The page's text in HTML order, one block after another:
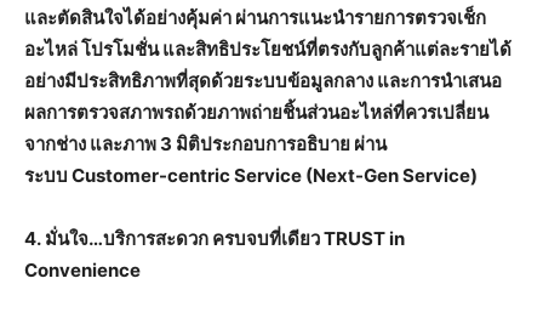
และตัดสินใจได้อย่างคุ้มค่า ผ่านการแนะนำรายการตรวจเช็ก
อะไหล่ โปรโมชั่น และสิทธิประโยชน์ที่ตรงกับลูกค้าแต่ละรายได้
อย่างมีประสิทธิภาพที่สุดด้วยระบบข้อมูลกลาง และการนำเสนอ
ผลการตรวจสภาพรถด้วยภาพถ่ายชิ้นส่วนอะไหล่ที่ควรเปลี่ยน
จากช่าง และภาพ 3 มิติประกอบการอธิบาย ผ่าน
ระบบ Customer-centric Service (Next-Gen Service)
4. มั่นใจ…บริการสะดวก ครบจบที่เดียวTRUST in
Convenience